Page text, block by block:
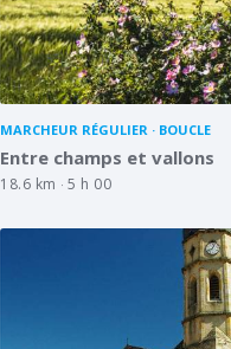
MARCHEUR RÉGULIER BOUCLE
Entre champs et vallons
18.6 km 5 h 00